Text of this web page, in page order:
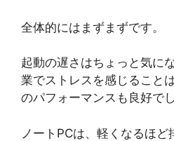
全体的にはまずまずです。
起動の遅さはちょっと気に
業でストレスを感じること
のパフォーマンスも良好でし
ノートPCは、軽くなるほ